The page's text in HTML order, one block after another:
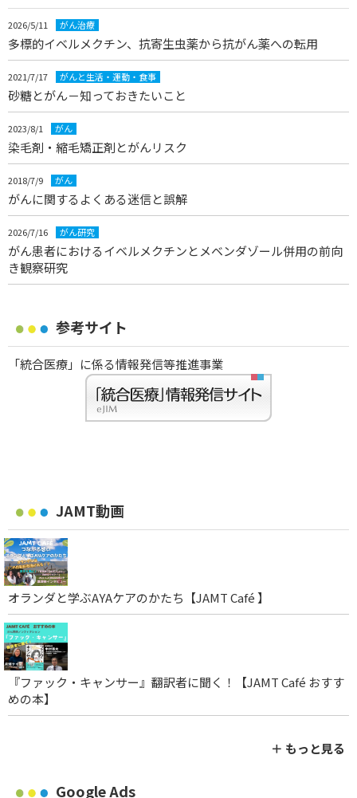
2026/5/11 がん治療
多標的イベルメクチン、抗寄生虫薬から抗がん薬への転用
2021/7/17 がんと生活・運動・食事
砂糖とがん－知っておきたいこと
2023/8/1 がん
染毛剤・縮毛矯正剤とがんリスク
2018/7/9 がん
がんに関するよくある迷信と誤解
2026/7/16 がん研究
がん患者におけるイベルメクチンとメベンダゾール併用の前向
き観察研究
参考サイト
「統合医療」に係る情報発信等推進事業
JAMT動画
オランダと学ぶAYAケアのかたち【JAMT Café 】
『ファック・キャンサー』翻訳者に聞く！【JAMT Café おすす
めの本】
＋ もっと見る
Google Ads